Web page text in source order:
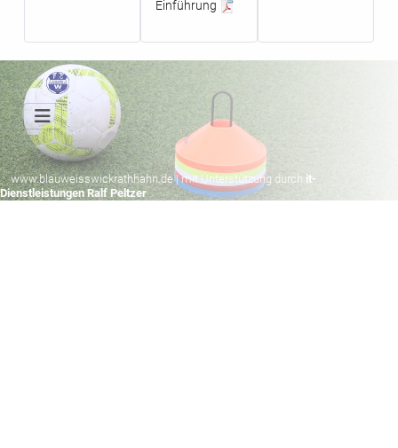
Einführung
www.blauweisswickrathhahn.de | mit Unterstützung durch it-
Dienstleistungen Ralf Peltzer